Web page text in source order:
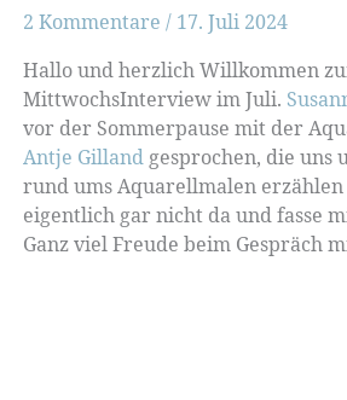
2 Kommentare / 17. Juli 2024
Hallo und herzlich Willkommen
MittwochsInterview im Juli.
vor der Sommerpause mit der
Antje Gillandgesprochen, die uns
rund ums Aquarellmalen
eigentlich gar nicht da und fasse
Ganz viel Freude beim Gespräch